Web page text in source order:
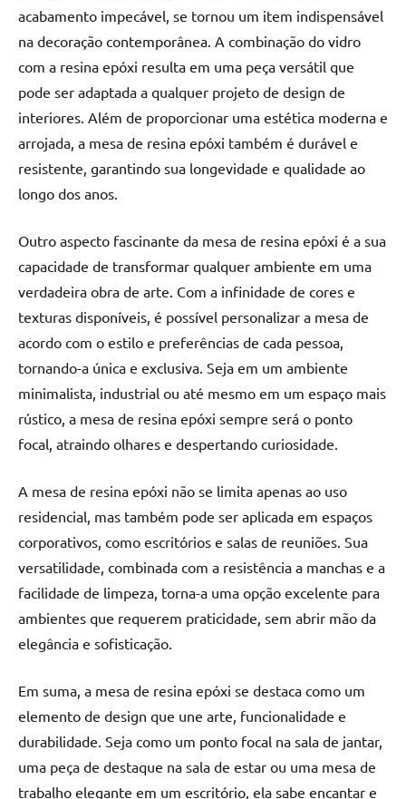
acabamento impecável, se tornou um item indispensável
na decoração contemporânea. A combinação do vidro
com a resina epóxi resulta em uma peça versátil que
pode ser adaptada a qualquer projeto de design de
interiores. Além de proporcionar uma estética moderna e
arrojada, a mesa de resina epóxi também é durável e
resistente, garantindo sua longevidade e qualidade ao
longo dos anos.
Outro aspecto fascinante da mesa de resina epóxi é a sua
capacidade de transformar qualquer ambiente em uma
verdadeira obra de arte. Com a infinidade de cores e
texturas disponíveis, é possível personalizar a mesa de
acordo com o estilo e preferências de cada pessoa,
tornando-a única e exclusiva. Seja em um ambiente
minimalista, industrial ou até mesmo em um espaço mais
rústico, a mesa de resina epóxi sempre será o ponto
focal, atraindo olhares e despertando curiosidade.
A mesa de resina epóxi não se limita apenas ao uso
residencial, mas também pode ser aplicada em espaços
corporativos, como escritórios e salas de reuniões. Sua
versatilidade, combinada com a resistência a manchas e a
facilidade de limpeza, torna-a uma opção excelente para
ambientes que requerem praticidade, sem abrir mão da
elegância e sofisticação.
Em suma, a mesa de resina epóxi se destaca como um
elemento de design que une arte, funcionalidade e
durabilidade. Seja como um ponto focal na sala de jantar,
uma peça de destaque na sala de estar ou uma mesa de
trabalho elegante em um escritório, ela sabe encantar e